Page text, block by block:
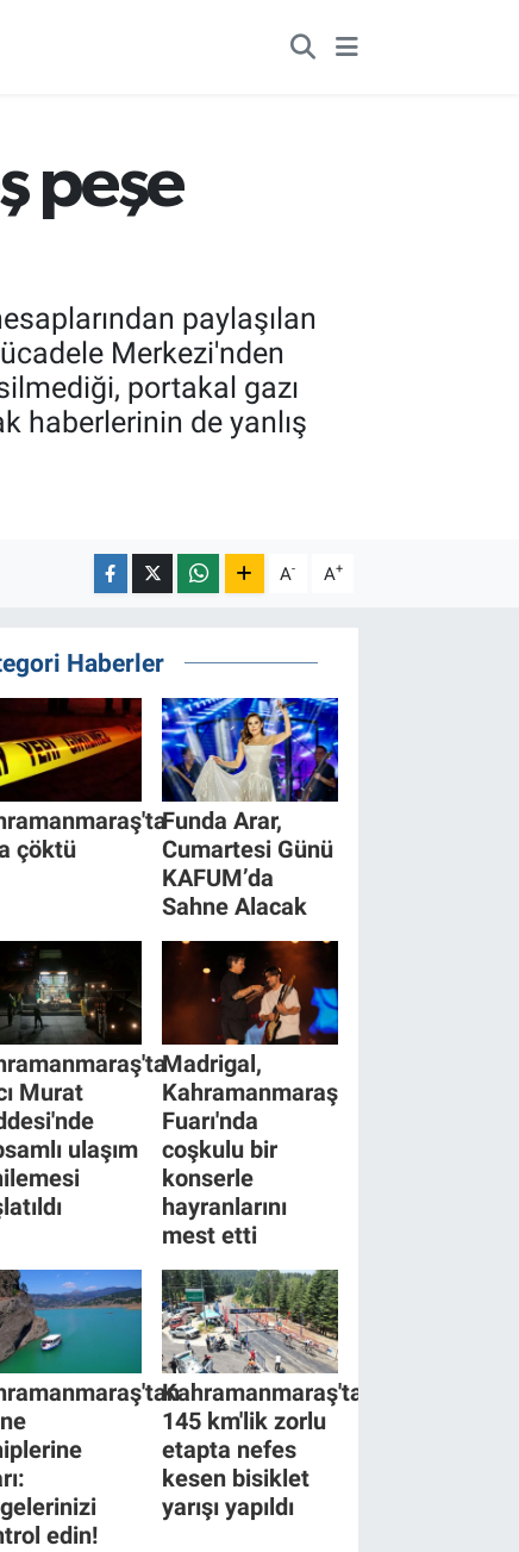
peşe
paylaşılan
Merkezi'nden
portakal gazı
haberlerinin de yanlış
A- A+
Haberler
çöktü
Funda Arar,
Cumartesi Günü
KAFUM’da
Sahne Alacak
Murat
ulaşım
Madrigal,
Kahramanmaraş
Fuarı'nda
coşkulu bir
konserle
hayranlarını
mest etti
edin!
Kahramanmaraş'ta
145 km'lik zorlu
etapta nefes
kesen bisiklet
yarışı yapıldı